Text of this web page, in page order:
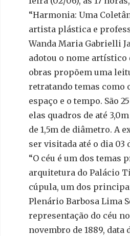
“Harmonia: Uma
artista plástica e
Wanda Maria Gabrielli
adotou o nome artístico
obras propõem uma
retratando temas como
espaço e o tempo. São
elas quadros de até
de 1,5m de diâmetro. A
ser visitada até o dia 03
“O céu é um dos temas
arquitetura do Palácio
cúpula, um dos
Plenário Barbosa Lima
representação do céu no
novembro de 1889, data